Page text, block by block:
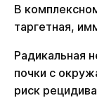
В
таргетная,
Радикальная
почки с
риск